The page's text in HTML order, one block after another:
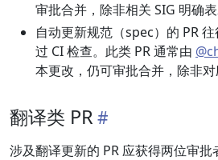
审批合并，除非相关 SIG 明确表
自动更新规范（spec）的 PR
过 CI 检查。此类 PR 通常由
本更改，仍可审批合并，除非对
翻译类 PR
涉及翻译更新的 PR 应获得两位审